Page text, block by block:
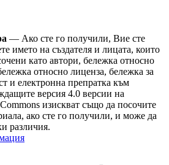
— Ако сте го получили, Вие сте
името на създателя и лицата, които
като автори, бележка относно
относно лиценза, бележка за
и електронна препратка към
версия 4.0 версии на
изискват също да посочите
ако сте го получили, и може да
различия.